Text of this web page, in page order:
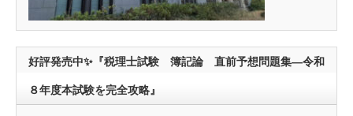
好評発売中✨『税理士試験 簿記論 直前予想問題集―令和
８年度本試験を完全攻略』